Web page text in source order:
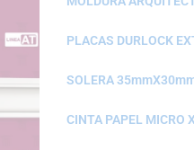
PLACAS DURLOCK
SOLERA
CINTA PAPEL MICRO